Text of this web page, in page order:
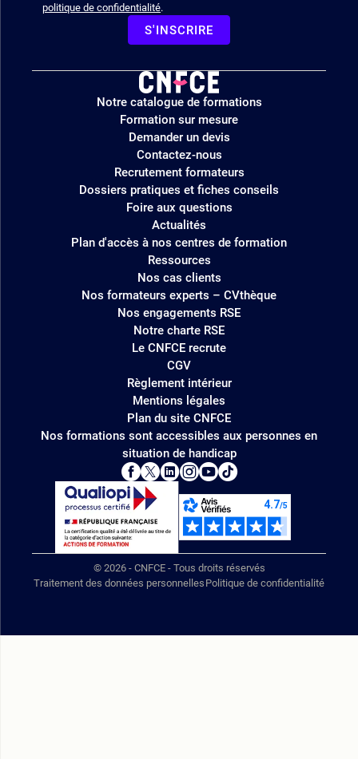
politique de confidentialité.
S'INSCRIRE
Logo
site
Notre catalogue de formations
Formation sur mesure
Demander un devis
Contactez-nous
Recrutement formateurs
Dossiers pratiques et fiches conseils
Foire aux questions
Actualités
Plan d'accès à nos centres de formation
Ressources
Nos cas clients
Nos formateurs experts – CVthèque
Nos engagements RSE
Notre charte RSE
Le CNFCE recrute
CGV
Règlement intérieur
Mentions légales
Plan du site CNFCE
Nos formations sont accessibles aux personnes en
situation de handicap
© 2026 - CNFCE - Tous droits réservés
Traitement des données personnelles Politique de confidentialité